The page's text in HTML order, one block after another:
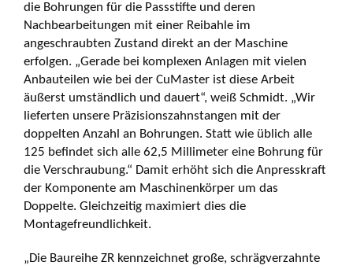
die Bohrungen für die Passstifte und deren
Nachbearbeitungen mit einer Reibahle im
angeschraubten Zustand direkt an der Maschine
erfolgen. „Gerade bei komplexen Anlagen mit vielen
Anbauteilen wie bei der CuMaster ist diese Arbeit
äußerst umständlich und dauert“, weiß Schmidt. „Wir
lieferten unsere Präzisionszahnstangen mit der
doppelten Anzahl an Bohrungen. Statt wie üblich alle
125 befindet sich alle 62,5 Millimeter eine Bohrung für
die Verschraubung.“ Damit erhöht sich die Anpresskraft
der Komponente am Maschinenkörper um das
Doppelte. Gleichzeitig maximiert dies die
Montagefreundlichkeit.
„Die Baureihe ZR kennzeichnet große, schrägverzahnte